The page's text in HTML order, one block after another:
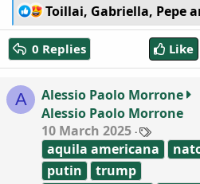
R
e
a
c
t
o
n
s
:
Toillai, Gabriella, Pepe
0 Replies Like
A
Alessio Paolo Morrone
Alessio Paolo Morrone
10 March 2025
a
g
aquila americana
putin
trump